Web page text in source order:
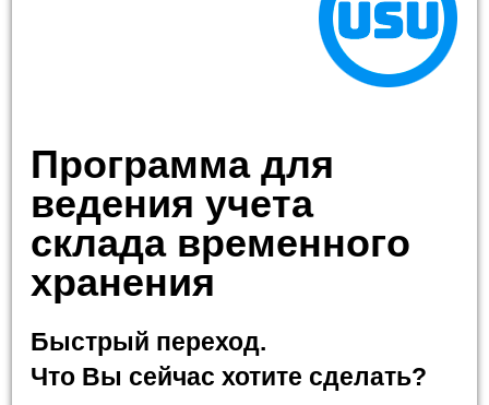
Программа для
ведения учета
склада временного
хранения
Быстрый переход.
Что Вы сейчас хотите сделать?